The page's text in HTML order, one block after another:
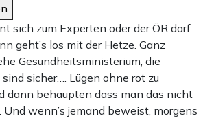
sich zum Experten oder der ÖR darf
geht’s los mit der Hetze. Ganz
Gesundheitsministerium, die
sicher…. Lügen ohne rot zu
dann behaupten dass man das nicht
Und wenn’s jemand beweist, morgens